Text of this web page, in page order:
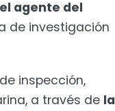
agente del
de investigación
inspección,
a través de la